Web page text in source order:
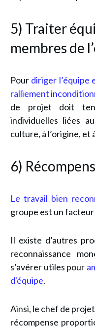
5) Traiter
membres de
Pour diriger
ralliement
de projet doit
individuelles liées
culture, à l’origine, et
6)
Le travail bien
groupe est un
Il existe d’autres
reconnaissance
s’avérer utiles pour
d'équipe.
Ainsi, le chef de
récompense